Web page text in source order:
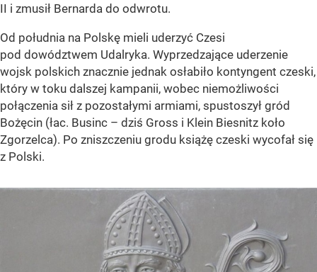
II i zmusił Bernarda do odwrotu.
Od południa na Polskę mieli uderzyć Czesi
pod dowództwem Udalryka. Wyprzedzające uderzenie
wojsk polskich znacznie jednak osłabiło kontyngent czeski,
który w toku dalszej kampanii, wobec niemożliwości
połączenia sił z pozostałymi armiami, spustoszył gród
Bożęcin (łac. Businc – dziś Gross i Klein Biesnitz koło
Zgorzelca). Po zniszczeniu grodu książę czeski wycofał się
z Polski.